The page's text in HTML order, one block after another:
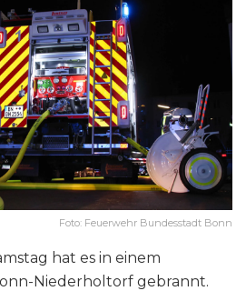
Foto: Feuerwehr Bundesstadt Bonn
hat es in einem
Niederholtorf gebrannt.